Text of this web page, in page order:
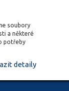
soubory
a některé
potřeby
detaily